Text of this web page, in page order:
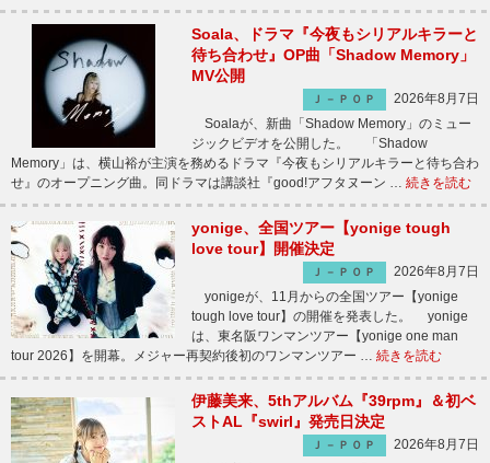
Soala、ドラマ『今夜もシリアルキラーと
待ち合わせ』OP曲「Shadow Memory」
MV公開
Ｊ－ＰＯＰ
2026年8月7日
Soalaが、新曲「Shadow Memory」のミュー
ジックビデオを公開した。 「Shadow
Memory」は、横山裕が主演を務めるドラマ『今夜もシリアルキラーと待ち合わ
せ』のオープニング曲。同ドラマは講談社『good!アフタヌーン … 続きを読む
yonige、全国ツアー【yonige tough
love tour】開催決定
Ｊ－ＰＯＰ
2026年8月7日
yonigeが、11月からの全国ツアー【yonige
tough love tour】の開催を発表した。 yonige
は、東名阪ワンマンツアー【yonige one man
tour 2026】を開幕。メジャー再契約後初のワンマンツアー … 続きを読む
伊藤美来、5thアルバム『39rpm』＆初ベ
ストAL『swirl』発売日決定
Ｊ－ＰＯＰ
2026年8月7日